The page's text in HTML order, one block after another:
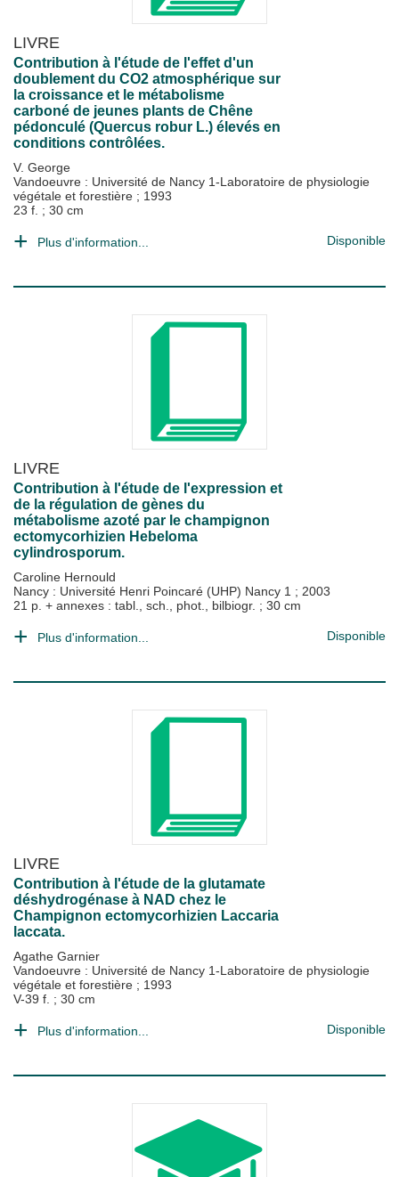
LIVRE
Contribution à l'étude de l'effet d'un
doublement du CO2 atmosphérique sur
la croissance et le métabolisme
carboné de jeunes plants de Chêne
pédonculé (Quercus robur L.) élevés en
conditions contrôlées.
V. George
Vandoeuvre : Université de Nancy 1-Laboratoire de physiologie
végétale et forestière ; 1993
23 f. ; 30 cm
Plus d'information... Disponible
LIVRE
Contribution à l'étude de l'expression et
de la régulation de gènes du
métabolisme azoté par le champignon
ectomycorhizien Hebeloma
cylindrosporum.
Caroline Hernould
Nancy : Université Henri Poincaré (UHP) Nancy 1 ; 2003
21 p. + annexes : tabl., sch., phot., bilbiogr. ; 30 cm
Plus d'information... Disponible
LIVRE
Contribution à l'étude de la glutamate
déshydrogénase à NAD chez le
Champignon ectomycorhizien Laccaria
laccata.
Agathe Garnier
Vandoeuvre : Université de Nancy 1-Laboratoire de physiologie
végétale et forestière ; 1993
V-39 f. ; 30 cm
Plus d'information... Disponible